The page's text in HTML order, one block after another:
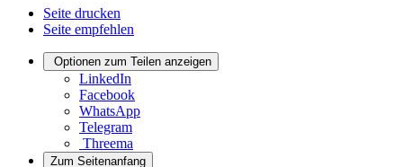
Seite drucken
Seite empfehlen
Optionen zum Teilen anzeigen
LinkedIn
Facebook
WhatsApp
Telegram
Threema
Zum Seitenanfang